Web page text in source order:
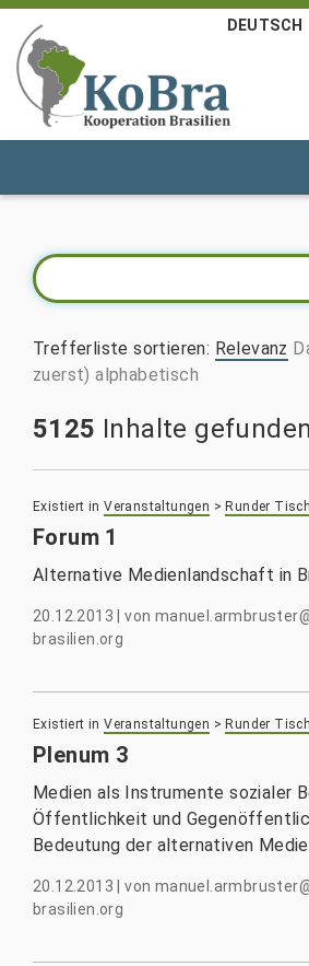
DEUTSCH
Trefferliste sortieren: Relevanz
zuerst) alphabetisch
5125 Inhalte gefunden
Existiert in Veranstaltungen > Runder
Forum 1
Alternative Medienlandschaft in
20.12.2013 |von
brasilien.org
Existiert in Veranstaltungen > Runder
Plenum 3
Medien als Instrumente sozialer
Öffentlichkeit und
Bedeutung der alternativen
20.12.2013 |von
brasilien.org